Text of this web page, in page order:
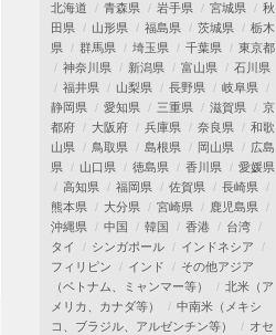
北海道 青森県 岩手県 宮城県
秋
田県
山形県 福島県 茨城県
栃木
県
群馬県 埼玉県 千葉県
東京都
神奈川県
新潟県 富山県
石川県
福井県
山梨県 長野県
岐阜県
静岡県
愛知県 三重県 滋賀県
京
都府
大阪府 兵庫県 奈良県
和歌
山県
鳥取県 島根県 岡山県
広島
県
山口県 徳島県 香川県
愛媛県
高知県
福岡県 佐賀県
長崎県
熊本県
大分県 宮崎県
鹿児島県
沖縄県
中国 韓国 香港
台湾
タイ
シンガポール
インドネシア
フィリピン
インド
その他アジア
（ベトナム、ミャンマー等）
北米（ア
メリカ、カナダ等）
中南米（メキシ
コ、ブラジル、アルゼンチン等）
オセ